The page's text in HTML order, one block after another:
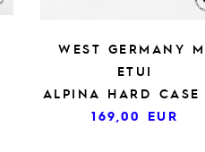
WEST GERMANY
ETUI
ALPINA HARD CASE
169,00 EUR